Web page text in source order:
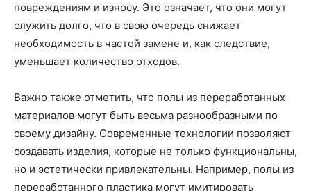
повреждениям и износу. Это означает, что они могут
служить долго, что в свою очередь снижает
необходимость в частой замене и, как следствие,
уменьшает количество отходов.
Важно также отметить, что полы из переработанных
материалов могут быть весьма разнообразными по
своему дизайну. Современные технологии позволяют
создавать изделия, которые не только функциональны,
но и эстетически привлекательны. Например, полы из
переработанного пластика могут имитировать